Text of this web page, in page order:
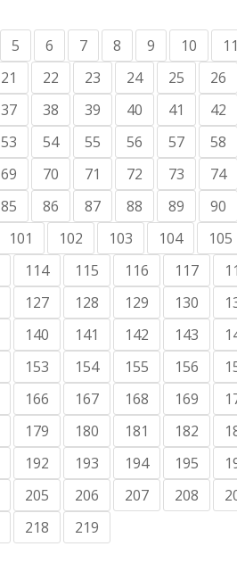
5 6 7 8 9 10
21 22 23 24 25
26
37 38 39 40 41
42
53 54 55 56 57
58
69 70 71 72 73
74
85 86 87 88 89
90
101 102 103 104
105
114 115 116 117
127 128 129 130
140 141 142 143
153 154 155 156
166 167 168 169
179 180 181 182
192 193 194 195
205 206 207 208
218 219